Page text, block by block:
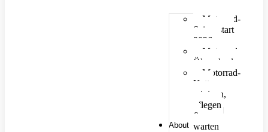
Motorrad-
Saisonstart
2026
Motorrad
Ölwechsel
Motorrad-
Kette
reinigen,
pflegen
&
warten
About